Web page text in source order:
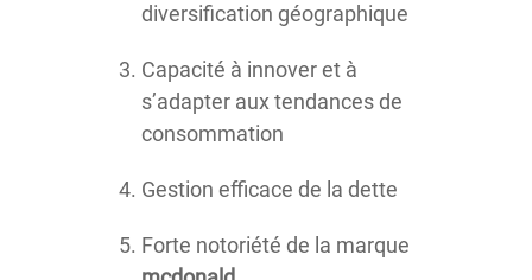
diversification géographique
Capacité à innover et à
s’adapter aux tendances de
consommation
Gestion efficace de la dette
Forte notoriété de la marque